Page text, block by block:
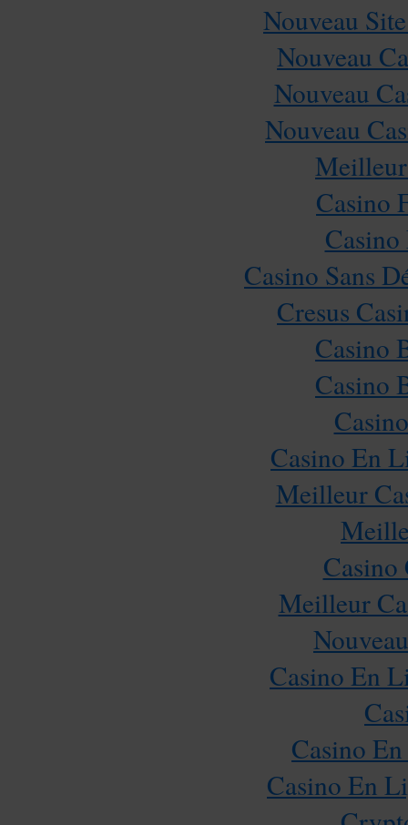
Nouveau
Nouveau
Nouveau
Nouveau
Casino
Casino Sans
Cresus
Casino
Casino
Casino En
Meilleur
Meilleur
Casino En
Casino
Casino En